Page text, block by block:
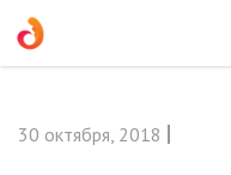
30 октября, 2018